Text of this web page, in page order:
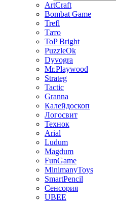
ArtCraft
Bombat Game
Trefl
Тато
ToP Bright
PuzzleOk
Dyvogra
Mr.Playwood
Strateg
Tactic
Granna
Калейдоскоп
Логосвит
Технок
Arial
Ludum
Magdum
FunGame
MinimanyToys
SmartPencil
Сенсория
UBEE